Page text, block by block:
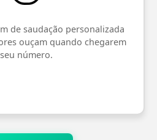
de saudação personalizada
ouçam quando chegarem
número.